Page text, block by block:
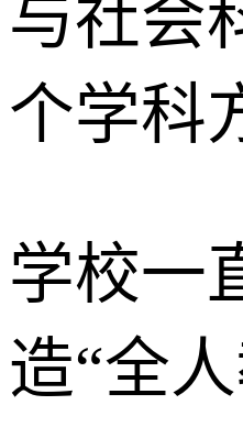
与社会
个学科
学校一
造“全